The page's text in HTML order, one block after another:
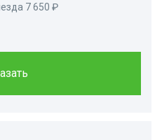
7 650 ₽